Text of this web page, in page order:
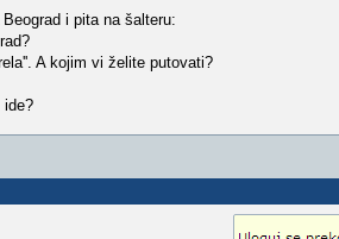
i pita na šalteru:
A kojim vi želite putovati?
ide?